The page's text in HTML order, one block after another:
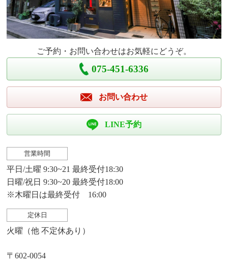
ご予約・お問い合わせはお気軽にどうぞ。
075-451-6336
お問い合わせ
LINE予約
営業時間
平日/土曜 9:30~21 最終受付18:30
日曜/祝日 9:30~20 最終受付18:00
※木曜日は最終受付 16:00
定休日
火曜（他 不定休あり）
〒602-0054